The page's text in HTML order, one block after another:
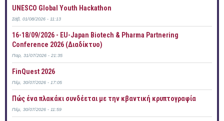
UNESCO Global Youth Hackathon
Σάβ, 01/08/2026 - 11:13
16-18/09/2026 - EU-Japan Biotech & Pharma Partnering
Conference 2026 (Διαδίκτυο)
Παρ, 31/07/2026 - 21:35
FinQuest 2026
Πέμ, 30/07/2026 - 17:05
Πώς ένα πλακάκι συνδέεται με την κβαντική κρυπτογραφία
Πέμ, 30/07/2026 - 11:59